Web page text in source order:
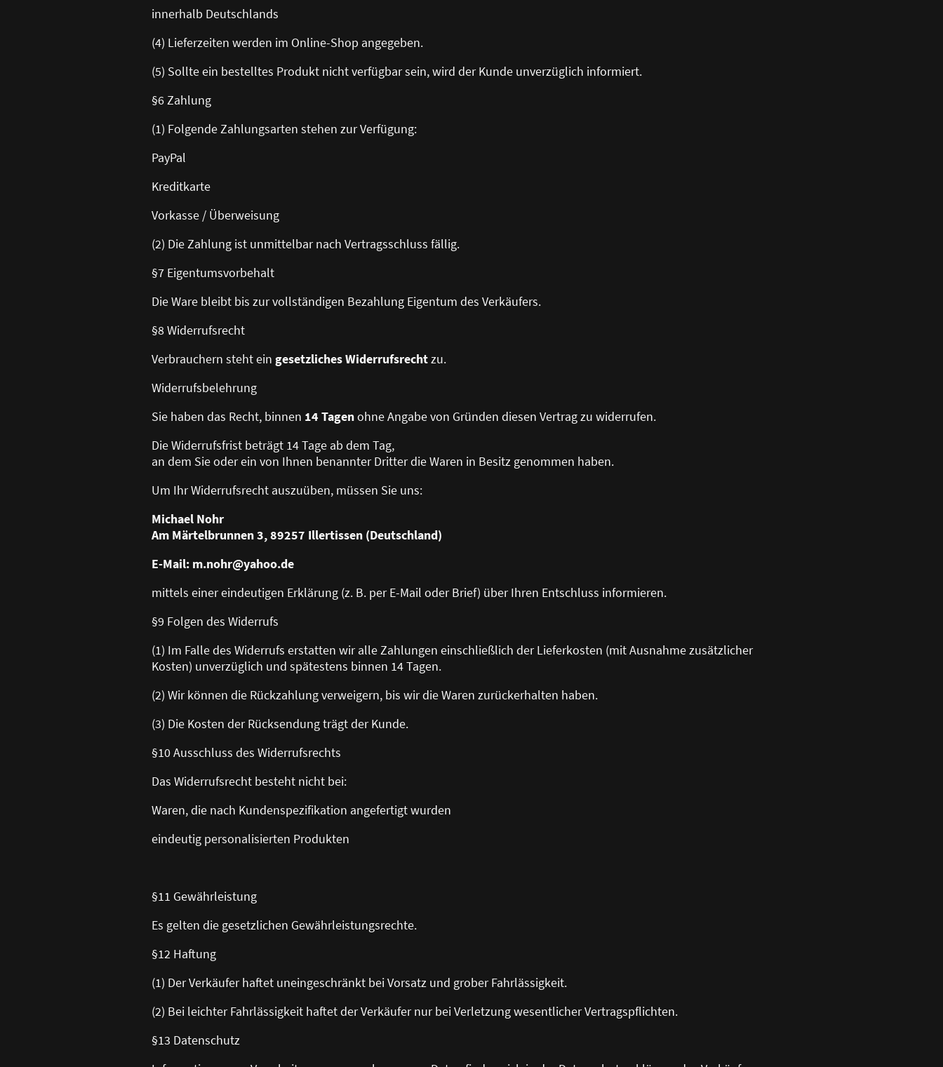
innerhalb Deutschlands
(4) Lieferzeiten werden im Online-Shop angegeben.
(5) Sollte ein bestelltes Produkt nicht verfügbar sein, wird der Kunde unverzüglich informiert.
§6 Zahlung
(1) Folgende Zahlungsarten stehen zur Verfügung:
PayPal
Kreditkarte
Vorkasse / Überweisung
(2) Die Zahlung ist unmittelbar nach Vertragsschluss fällig.
§7 Eigentumsvorbehalt
Die Ware bleibt bis zur vollständigen Bezahlung Eigentum des Verkäufers.
§8 Widerrufsrecht
Verbrauchern steht ein gesetzliches Widerrufsrechtzu.
Widerrufsbelehrung
Sie haben das Recht, binnen 14 Tagenohne Angabe von Gründen diesen Vertrag zu widerrufen.
Die Widerrufsfrist beträgt 14 Tage ab dem Tag,
an dem Sie oder ein von Ihnen benannter Dritter die Waren in Besitz genommen haben.
Um Ihr Widerrufsrecht auszuüben, müssen Sie uns:
Michael Nohr
Am Märtelbrunnen 3, 89257 Illertissen (Deutschland)
E-Mail: m.nohr@yahoo.de
mittels einer eindeutigen Erklärung (z. B. per E-Mail oder Brief) über Ihren Entschluss informieren.
§9 Folgen des Widerrufs
(1) Im Falle des Widerrufs erstatten wir alle Zahlungen einschließlich der Lieferkosten (mit Ausnahme zusätzlicher
Kosten) unverzüglich und spätestens binnen 14 Tagen.
(2) Wir können die Rückzahlung verweigern, bis wir die Waren zurückerhalten haben.
(3) Die Kosten der Rücksendung trägt der Kunde.
§10 Ausschluss des Widerrufsrechts
Das Widerrufsrecht besteht nicht bei:
Waren, die nach Kundenspezifikation angefertigt wurden
eindeutig personalisierten Produkten
§11 Gewährleistung
Es gelten die gesetzlichen Gewährleistungsrechte.
§12 Haftung
(1) Der Verkäufer haftet uneingeschränkt bei Vorsatz und grober Fahrlässigkeit.
(2) Bei leichter Fahrlässigkeit haftet der Verkäufer nur bei Verletzung wesentlicher Vertragspflichten.
§13 Datenschutz